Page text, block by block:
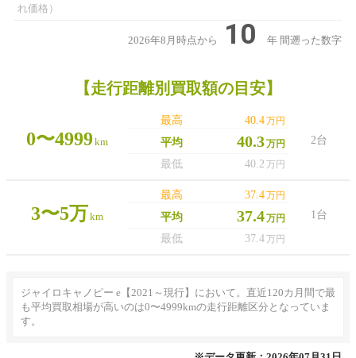
れ価格）
2026年8月時点から 10 年 間遡った数字
【走行距離別買取額の目安】
0〜4999km
最高 40.4万円
2台
平均 40.3万円
最低 40.2 万円
3〜5万km
最高 37.4万円
1台
平均 37.4万円
最低 37.4万円
ジャイロキャノピー e【2021～現行】において。直近120カ月間で最
も平均買取相場が高いのは0〜4999kmの走行距離区分となっていま
す。